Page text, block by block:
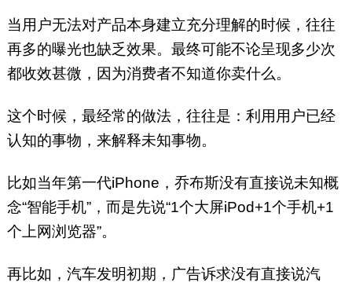
当用户无法对产品本身建立充分理解的时候，往往
再多的曝光也缺乏效果。最终可能不论呈现多少次
都收效甚微，因为消费者不知道你卖什么。
这个时候，最经常的做法，往往是：利用用户已经
认知的事物，来解释未知事物。
比如当年第一代iPhone，乔布斯没有直接说未知概
念“智能手机”，而是先说“1个大屏iPod+1个手机+1
个上网浏览器”。
再比如，汽车发明初期，广告诉求没有直接说汽